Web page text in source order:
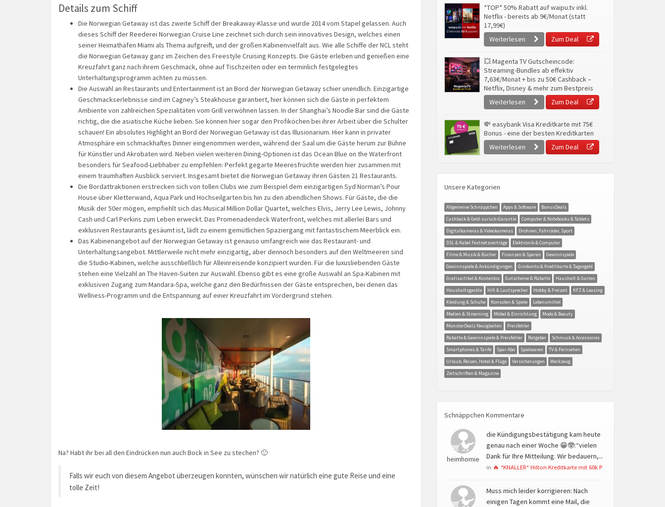
Details zum Schiff
Die Norwegian Getaway ist das zweite Schiff der Breakaway-Klasse und wurde 2014 vom Stapel gelassen. Auch
dieses Schiff der Reederei Norwegian Cruise Line zeichnet sich durch sein innovatives Design, welches einen
seiner Heimathäfen Miami als Thema aufgreift, und der großen Kabinenvielfalt aus. Wie alle Schiffe der NCL steht
die Norwegian Getaway ganz im Zeichen des Freestyle Cruising Konzepts. Die Gäste erleben und genießen eine
Kreuzfahrt ganz nach ihrem Geschmack, ohne auf Tischzeiten oder ein terminlich festgelegtes
Unterhaltungsprogramm achten zu müssen.
Die Auswahl an Restaurants und Entertainment ist an Bord der Norwegian Getaway schier unendlich. Einzigartige
Geschmackserlebnisse sind im Cagney’s Steakhouse garantiert, hier können sich die Gäste in perfektem
Ambiente von zahlreichen Spezialitäten vom Grill verwöhnen lassen. In der Shanghai’s Noodle Bar sind die Gäste
richtig, die die asiatische Küche lieben. Sie können hier sogar den Profiköchen bei ihrer Arbeit über die Schulter
schauen! Ein absolutes Highlight an Bord der Norwegian Getaway ist das Illusionarium. Hier kann in privater
Atmosphäre ein schmackhaftes Dinner eingenommen werden, während der Saal um die Gäste herum zur Bühne
für Künstler und Akrobaten wird. Neben vielen weiteren Dining-Optionen ist das Ocean Blue on the Waterfront
besonders für Seafood-Liebhaber zu empfehlen: Perfekt gegarte Meeresfrüchte werden hier zusammen mit
einem traumhaften Ausblick serviert. Insgesamt bietet die Norwegian Getaway ihren Gästen 21 Restaurants.
Die Bordattraktionen erstrecken sich von tollen Clubs wie zum Beispiel dem einzigartigen Syd Norman’s Pour
House über Kletterwand, Aqua Park und Hochseilgarten bis hin zu den abendlichen Shows. Für Gäste, die die
Musik der 50er mögen, empfiehlt sich das Musical Million Dollar Quartet, welches Elvis, Jerry Lee Lewis, Johnny
Cash und Carl Perkins zum Leben erweckt. Das Promenadendeck Waterfront, welches mit allerlei Bars und
exklusiven Restaurants gesäumt ist, lädt zu einem gemütlichen Spaziergang mit fantastischem Meerblick ein.
Das Kabinenangebot auf der Norwegian Getaway ist genauso umfangreich wie das Restaurant- und
Unterhaltungsangebot. Mittlerweile nicht mehr einzigartig, aber dennoch besonders auf den Weltmeeren sind
die Studio-Kabinen, welche ausschließlich für Alleinreisende konzipiert wurden. Für die luxusliebenden Gäste
stehen eine Vielzahl an The Haven-Suiten zur Auswahl. Ebenso gibt es eine große Auswahl an Spa-Kabinen mit
exklusiven Zugang zum Mandara-Spa, welche ganz den Bedürfnissen der Gäste entsprechen, bei denen das
Wellness-Programm und die Entspannung auf einer Kreuzfahrt im Vordergrund stehen.
Na? Habt ihr bei all den Eindrücken nun auch Bock in See zu stechen? 🙂
Falls wir euch von diesem Angebot überzeugen konnten, wünschen wir natürlich eine gute Reise und eine
tolle Zeit!
*TOP* 50% Rabatt auf waipu.tv inkl.
Netflix - bereits ab 9€/Monat (statt
17,99€)
Weiterlesen
Zum Deal
💥 Magenta TV Gutscheincode:
Streaming-Bundles ab effektiv
7,63€/Monat + bis zu 50€ Cashback –
Netflix, Disney & mehr zum Bestpreis
Weiterlesen
Zum Deal
💸 easybank Visa Kreditkarte mit 75€
Bonus - eine der besten Kreditkarten
Weiterlesen
Zum Deal
Unsere Kategorien
Allgemeine Schnäppchen Apps & Software
BonusDeals
Cashback & Geld-zurück-Garantie
Computer & Notebooks & Tablets
Digitalkameras & Videokameras
Drohnen, Fahrräder, Sport
DSL & Kabel Festnetzverträge
Elektronik & Computer
Filme & Musik & Bücher
Finanzen & Sparen
Gewinnspiele
Gewinnspiele & Ankündigungen
Girokonto & Kreditkarte & Tagesgeld
Gratisartikel & Kostenlos
Gutscheine & Rabatte
Haushalt & Garten
Haushaltsgeräte
Hifi & Lautsprecher Hobby & Freizeit
KFZ & Leasing
Kleidung & Schuhe
Konsolen & Spiele
Lebensmittel
Medien & Streaming
Möbel & Einrichtung
Mode & Beauty
MonsterDealz Neuigkeiten
Preisfehler
Rabatte & Gewinnspiele & Preisfehler
Ratgeber
Schmuck & Accessoires
Smartphones & Tarife
Spar-Abo Spielwaren
TV & Fernsehen
Urlaub, Reisen, Hotel & Flüge
Versicherungen
Werkzeug
Zeitschriften & Magazine
Schnäppchen Kommentare
heimhomie
die Kündigungsbestätigung kam heute
genau nach einer Woche 😁🤓:“vielen
Dank für Ihre Mitteilung. Wir bedauern,...
in 🔥 *KNALLER* Hilton Kreditkarte mit 60k P
Muss mich leider korrigieren: Nach
einigen Tagen kommt eine Mail, die